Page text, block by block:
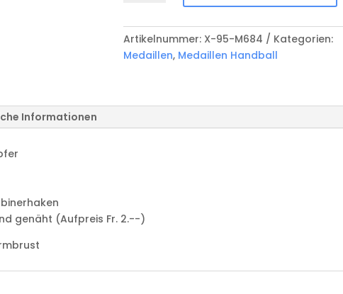
95-
M684
Artikelnummer: X-95-M684
Kategorien:
Medaillen, Medaillen Handball
Informationen
genäht (Aufpreis Fr. 2.--)